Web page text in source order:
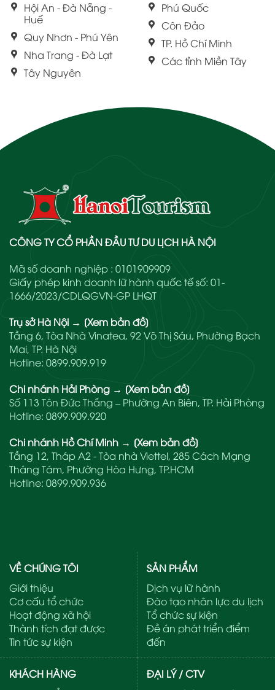
Hội An - Đà Nẵng -
Huế
Quy Nhơn - Phú Yên
Nha Trang - Đà Lạt
Tây Nguyên
Phú Quốc
Côn Đảo
TP. Hồ Chí Minh
Các tỉnh Miền Tây
CÔNG TY CỔ PHẦN ĐẦU TƯ DU LỊCH HÀ NỘI
Mã số doanh nghiệp : 0101909909
Giấy phép kinh doanh lữ hành quốc tế số: 01-
1666/2023/CDLQGVN-GP LHQT
Trụ sở Hà Nội → [Xem bản đồ]
Tầng 6, Tòa Nhà Vinatea, 92 Võ Thị Sáu, Phường Bạch
Mai, TP. Hà Nội
Hotline: 0899.909.919
Chi nhánh Hải Phòng → [Xem bản đồ]
Số 113 Tôn Đức Thắng – Phường An Biên, TP. Hải Phòng
Hotline: 0899.909.920
Chi nhánh Hồ Chí Minh → [Xem bản đồ]
Tầng 12, Tháp A2 - Tòa nhà Viettel, 285 Cách Mạng
Tháng Tám, Phường Hòa Hưng, TP.HCM
Hotline: 0899.909.936
VỀ CHÚNG TÔI
Giới thiệu
Cơ cấu tổ chức
Hoạt động xã hội
Thành tích đạt được
Tin tức sự kiện
SẢN PHẨM
Dịch vụ lữ hành
Đào tạo nhân lực du lịch
Tổ chức sự kiện
Đề án phát triển điểm
đến
KHÁCH HÀNG
ĐẠI LÝ / CTV